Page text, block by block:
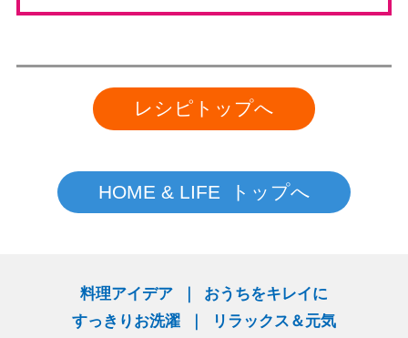
レシピトップへ
HOME & LIFE トップへ
料理アイデア
おうちをキレイに
すっきりお洗濯
リラックス＆元気